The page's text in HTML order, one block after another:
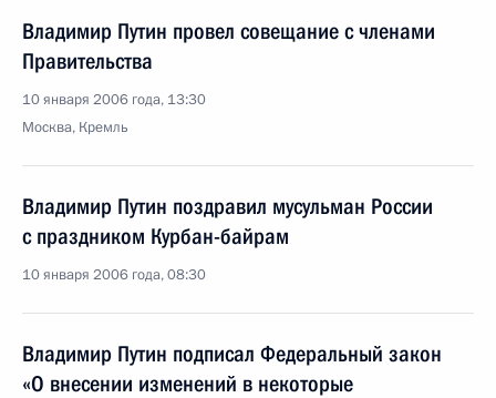
Владимир Путин провел совещание с членами
Правительства
10 января 2006 года, 13:30
Москва, Кремль
Владимир Путин поздравил мусульман России
с праздником Курбан-байрам
10 января 2006 года, 08:30
Владимир Путин подписал Федеральный закон
«О внесении изменений в некоторые